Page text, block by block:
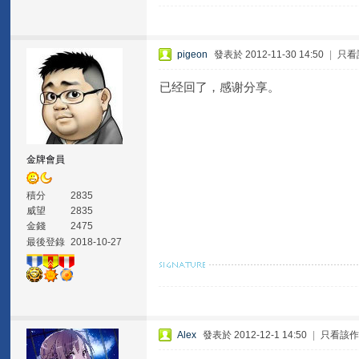
金牌會員
積分
2835
威望
2835
金錢
2475
最後登錄 2018-10-27
pigeon 發表於 2012-11-30 14:50 只看
已经回了，感谢分享。
Alex 發表於 2012-12-1 14:50 只看該